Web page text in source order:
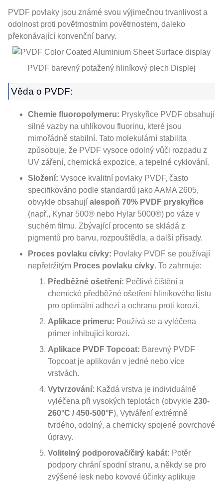
PVDF povlaky jsou známé svou výjimečnou trvanlivost a
odolnost proti povětrnostním povětrnostem, daleko
překonávající konvenční barvy.
PVDF barevný potažený hliníkový plech Displej
Věda o PVDF:
Chemie fluoropolymeru: Pryskyřice PVDF obsahují
silné vazby na uhlíkovou fluorinu, které jsou
mimořádně stabilní. Tato molekulární stabilita
způsobuje, že PVDF vysoce odolný vůči rozpadu z
UV záření, chemická expozice, a tepelné cyklování.
Složení: Vysoce kvalitní povlaky PVDF, často
specifikováno podle standardů jako AAMA 2605,
obvykle obsahují alespoň 70% PVDF pryskyřice
(např., Kynar 500® nebo Hylar 5000®) po váze v
suchém filmu. Zbývající procento se skládá z
pigmentů pro barvu, rozpouštědla, a další přísady.
Proces povlaku cívky: Povlaky PVDF se používají
nepřetržitým Proces povlaku cívky. To zahrnuje:
Předběžné ošetření: Pečlivé čištění a
chemické předběžné ošetření hliníkového listu
pro optimální adhezi a ochranu proti korozi.
Aplikace primeru: Používá se a vyléčena
primer inhibující korozi.
Aplikace PVDF Topcoat: Barevný PVDF
Topcoat je aplikován v jedné nebo více
vrstvách.
Vytvrzování: Každá vrstva je individuálně
vyléčena při vysokých teplotách (obvykle 230-
260°C / 450-500°F), Vytváření extrémně
tvrdého, odolný, a chemicky spojené povrchové
úpravy.
Volitelný podporovač/čirý kabát: Potěr
podpory chrání spodní stranu, a někdy se pro
zvýšené lesk nebo kovové účinky aplikuje